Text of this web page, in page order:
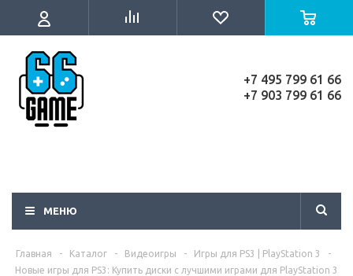
+7 495 799 61 66
+7 903 799 61 66
МЕНЮ
Главная - Каталог - Видеоигры - Игры для PS3 | PlayStation 3
-
Новые игры для PS3: Купить диски с лучшими играми для PlayStation 3